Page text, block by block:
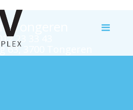
Tongeren
23 33 43
63, 3700 Tongeren